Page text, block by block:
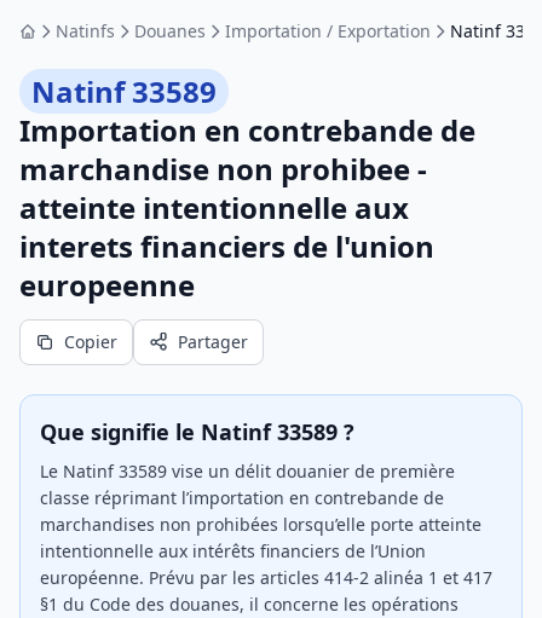
AccueilNatinfs Douanes Importation / Exportation Natinf
Natinf 33589
Importation en contrebande de
marchandise non prohibee -
atteinte intentionnelle aux
interets financiers de l'union
europeenne
Copier Partager
Que signifie le Natinf 33589 ?
Le Natinf 33589 vise un délit douanier de première
classe réprimant l’importation en contrebande de
marchandises non prohibées lorsqu’elle porte atteinte
intentionnelle aux intérêts financiers de l’Union
européenne. Prévu par les articles 414-2 alinéa 1 et 417
§1 du Code des douanes, il concerne les opérations